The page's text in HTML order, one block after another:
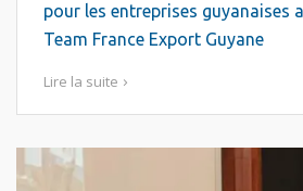
pour les entreprises guyanaises
Team France Export Guyane
Lire la suite